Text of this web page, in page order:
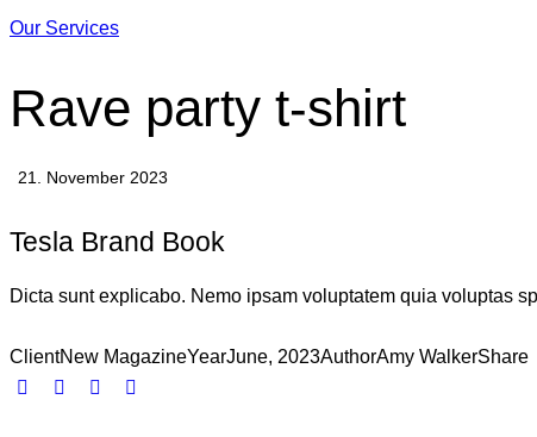
Our Services
Rave party t-shirt
21. November 2023
Tesla Brand Book
Dicta sunt explicabo. Nemo ipsam voluptatem quia voluptas
ClientNew MagazineYearJune, 2023AuthorAmy WalkerShare